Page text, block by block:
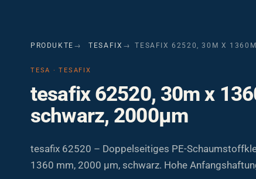
PRODUKTE TESAFIX TESAFIX 62520, 30M X
TESA · TESAFIX
tesafix 62520, 30m x
schwarz, 2000µm
tesafix 62520 – Doppelseitiges PE-
1360 mm, 2000 µm, schwarz. Hohe